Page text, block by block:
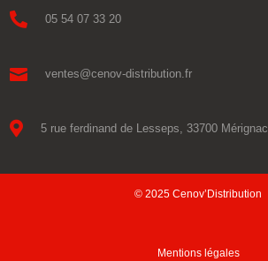
 05 54 07 33 20
 ventes@cenov-distribution.fr
 5 rue ferdinand de Lesseps, 33700 Mérignac
© 2025 Cenov’Distribution
Mentions légales